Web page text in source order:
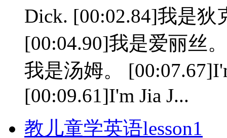
Dick. [00:02.84]我是狄
[00:04.90]我是爱丽丝
我是汤姆。
[00:09.61]I'm Jia J...
教儿童学英语lesson1